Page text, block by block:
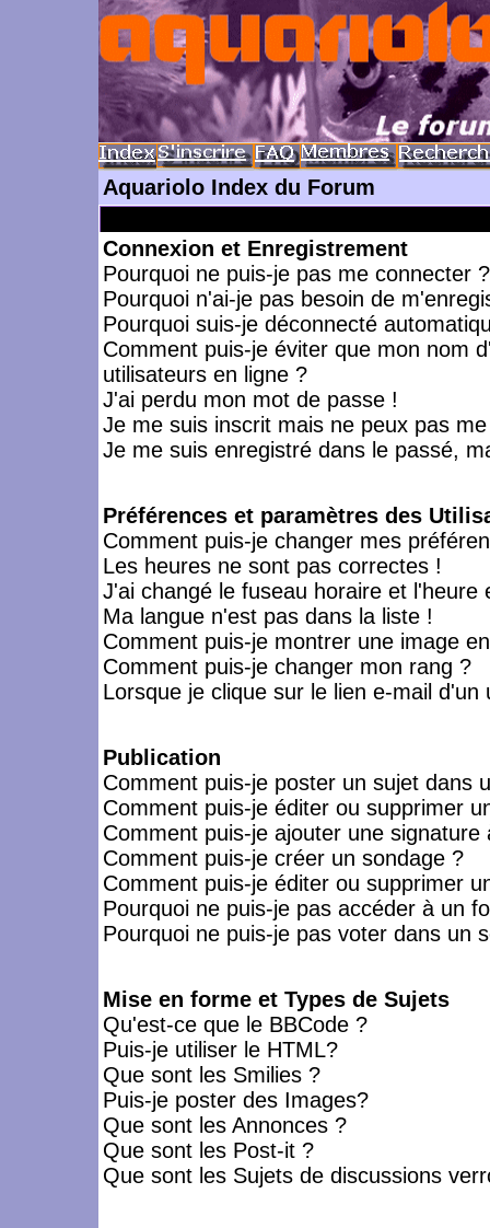
Aquariolo Index du Forum
Connexion et Enregistrement
Pourquoi ne puis-je pas me connecter ?
Pourquoi n'ai-je pas besoin de
Pourquoi suis-je déconnecté
Comment puis-je éviter que mon nom
utilisateurs en ligne ?
J'ai perdu mon mot de passe !
Je me suis inscrit mais ne peux pas
Je me suis enregistré dans le passé,
Préférences et paramètres des
Comment puis-je changer mes
Les heures ne sont pas correctes !
J'ai changé le fuseau horaire et l'heure
Ma langue n'est pas dans la liste !
Comment puis-je montrer une image
Comment puis-je changer mon rang ?
Lorsque je clique sur le lien e-mail
Publication
Comment puis-je poster un sujet dans
Comment puis-je éditer ou supprimer
Comment puis-je ajouter une signature
Comment puis-je créer un sondage ?
Comment puis-je éditer ou supprimer
Pourquoi ne puis-je pas accéder à un
Pourquoi ne puis-je pas voter dans un
Mise en forme et Types de Sujets
Qu'est-ce que le BBCode ?
Puis-je utiliser le HTML?
Que sont les Smilies ?
Puis-je poster des Images?
Que sont les Annonces ?
Que sont les Post-it ?
Que sont les Sujets de discussions